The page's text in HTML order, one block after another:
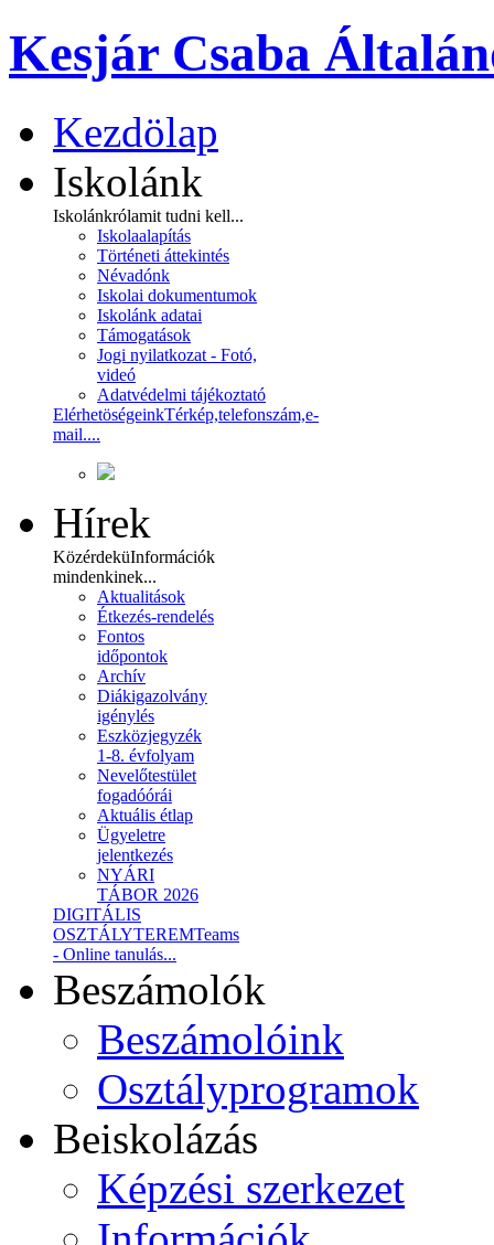
Kesjár Csaba
Kezdölap
Iskolánk
Iskolánkrólamit tudni kell...
Iskolaalapítás
Történeti áttekintés
Névadónk
Iskolai dokumentumok
Iskolánk adatai
Támogatások
Jogi nyilatkozat - Fotó,
videó
Adatvédelmi tájékoztató
ElérhetöségeinkTérkép,telefonszám,e-
mail....
Hírek
KözérdeküInformációk
mindenkinek...
Aktualitások
Étkezés-rendelés
Fontos
időpontok
Archív
Diákigazolvány
igénylés
Eszközjegyzék
1-8. évfolyam
Nevelőtestület
fogadóórái
Aktuális étlap
Ügyeletre
jelentkezés
NYÁRI
TÁBOR 2026
DIGITÁLIS
OSZTÁLYTEREMTeams
- Online tanulás...
Beszámolók
Beszámolóink
Osztályprogramok
Beiskolázás
Képzési szerkezet